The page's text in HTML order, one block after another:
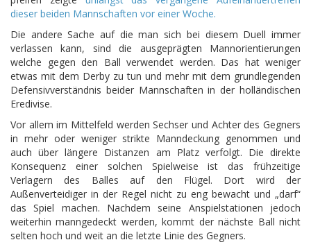
dieser beiden Mannschaften vor einer Woche.
Die andere Sache auf die man sich bei diesem Duell immer
verlassen kann, sind die ausgeprägten Mannorientierungen
welche gegen den Ball verwendet werden. Das hat weniger
etwas mit dem Derby zu tun und mehr mit dem grundlegenden
Defensivverständnis beider Mannschaften in der holländischen
Eredivise.
Vor allem im Mittelfeld werden Sechser und Achter des Gegners
in mehr oder weniger strikte Manndeckung genommen und
auch über längere Distanzen am Platz verfolgt. Die direkte
Konsequenz einer solchen Spielweise ist das frühzeitige
Verlagern des Balles auf den Flügel. Dort wird der
Außenverteidiger in der Regel nicht zu eng bewacht und „darf“
das Spiel machen. Nachdem seine Anspielstationen jedoch
weiterhin manngedeckt werden, kommt der nächste Ball nicht
selten hoch und weit an die letzte Linie des Gegners.